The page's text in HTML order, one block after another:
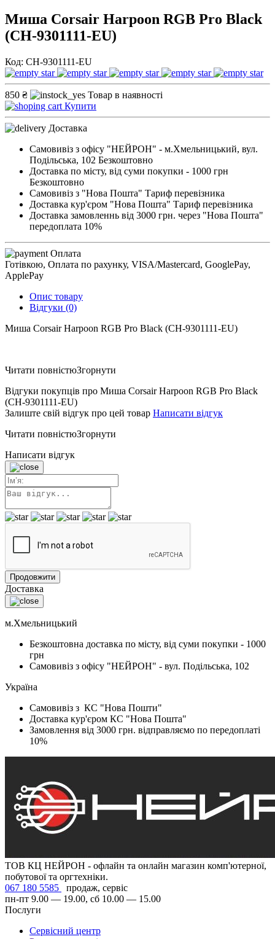
Миша Corsair Harpoon RGB Pro Black
(CH-9301111-EU)
Код: CH-9301111-EU
850 ₴
Товар в наявності
Купити
Доставка
Самовивіз з офісу "НЕЙРОН" - м.Хмельницький, вул.
Подільська, 102 Безкоштовно
Доставка по місту, від суми покупки - 1000 грн
Безкоштовно
Самовивіз з "Нова Пошта" Тариф перевізника
Доставка кур'єром "Нова Пошта" Тариф перевізника
Доставка замовленнь від 3000 грн. через "Нова Пошта"
передоплата 10%
Оплата
Готівкою, Оплата по рахунку, VISA/Mastercard, GooglePay,
ApplePay
Опис товару
Відгуки (0)
Миша Corsair Harpoon RGB Pro Black (CH-9301111-EU)
Читати повністюЗгорнути
Відгуки покупців про Миша Corsair Harpoon RGB Pro Black
(CH-9301111-EU)
Залиште свій відгук про цей товар Написати відгук
Читати повністюЗгорнути
Написати відгук
Продовжити
Доставка
м.Хмельницький
Безкоштовна доставка по місту, від суми покупки - 1000
грн
Самовивіз з офісу "НЕЙРОН" - вул. Подільська, 102
Україна
Самовивіз з КС "Нова Пошти"
Доставка кур'єром КС "Нова Пошта"
Замовлення від 3000 грн. відправляємо по передоплаті
10%
ТОВ КЦ НЕЙРОН - офлайн та онлайн магазин комп'ютерної,
побутової та оргтехніки.
067 180 5585
продаж, сервіс
пн-пт 9.00 — 19.00, сб 10.00 — 15.00
Послуги
Сервісний центр